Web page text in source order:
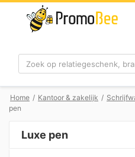
Zoek
Home / Kantoor & zakelijk /
pen
Luxe pen